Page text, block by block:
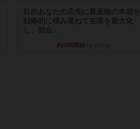
目的あなたの店先に農産物の木箱を
戦略的に積み重ねて在庫を最大化
し、競合...
約19時間前